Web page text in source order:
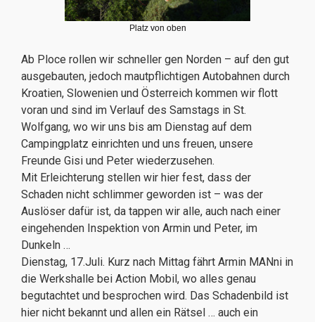
Platz von oben
Ab Ploce rollen wir schneller gen Norden – auf den gut
ausgebauten, jedoch mautpflichtigen Autobahnen durch
Kroatien, Slowenien und Österreich kommen wir flott
voran und sind im Verlauf des Samstags in St.
Wolfgang, wo wir uns bis am Dienstag auf dem
Campingplatz einrichten und uns freuen, unsere
Freunde Gisi und Peter wiederzusehen.
Mit Erleichterung stellen wir hier fest, dass der
Schaden nicht schlimmer geworden ist – was der
Auslöser dafür ist, da tappen wir alle, auch nach einer
eingehenden Inspektion von Armin und Peter, im
Dunkeln …
Dienstag, 17.Juli. Kurz nach Mittag fährt Armin MANni in
die Werkshalle bei Action Mobil, wo alles genau
begutachtet und besprochen wird. Das Schadenbild ist
hier nicht bekannt und allen ein Rätsel … auch ein